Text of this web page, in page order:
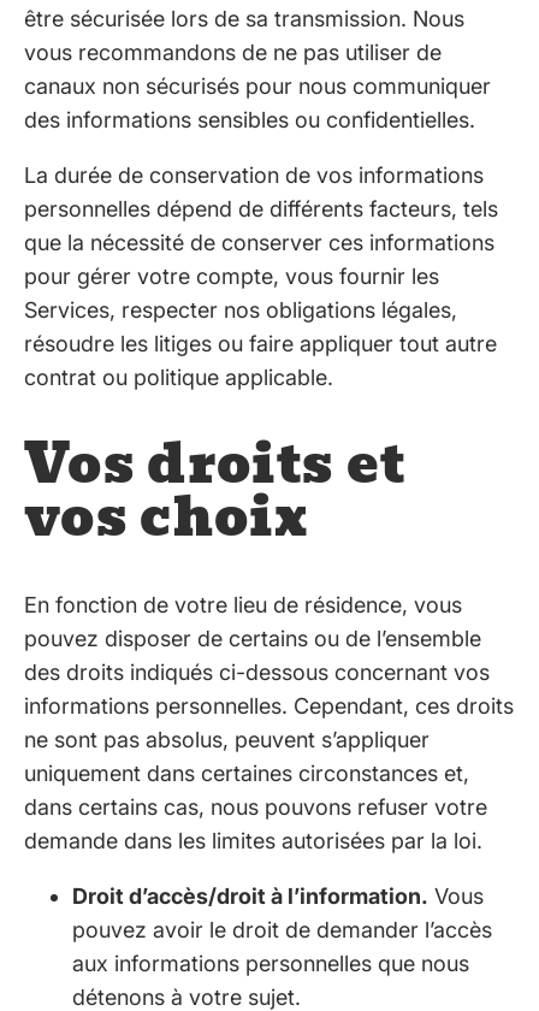
être sécurisée lors de sa transmission. Nous
vous recommandons de ne pas utiliser de
canaux non sécurisés pour nous communiquer
des informations sensibles ou confidentielles.
La durée de conservation de vos informations
personnelles dépend de différents facteurs, tels
que la nécessité de conserver ces informations
pour gérer votre compte, vous fournir les
Services, respecter nos obligations légales,
résoudre les litiges ou faire appliquer tout autre
contrat ou politique applicable.
Vos droits et
vos choix
En fonction de votre lieu de résidence, vous
pouvez disposer de certains ou de l’ensemble
des droits indiqués ci-dessous concernant vos
informations personnelles. Cependant, ces droits
ne sont pas absolus, peuvent s’appliquer
uniquement dans certaines circonstances et,
dans certains cas, nous pouvons refuser votre
demande dans les limites autorisées par la loi.
Droit d’accès/droit à l’information. Vous
pouvez avoir le droit de demander l’accès
aux informations personnelles que nous
détenons à votre sujet.